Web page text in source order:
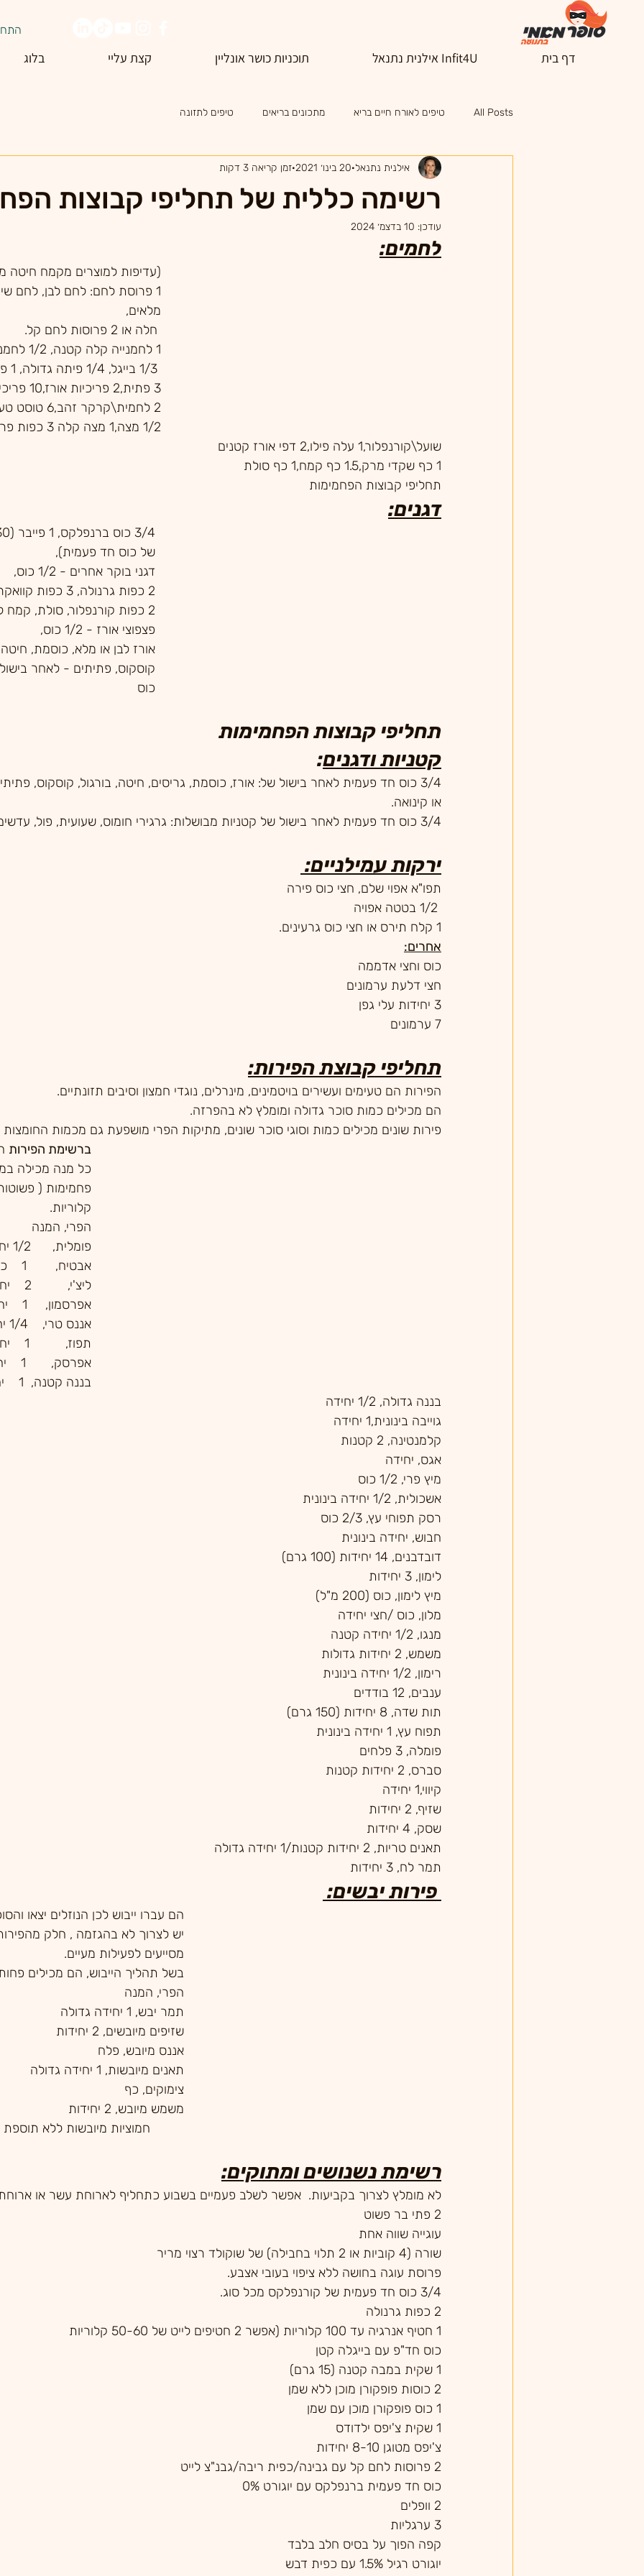
דף בית Infit4U אילנית נתנאל תוכניות כושר אונליין קצת עליי בלוג
All Posts טיפים לאורח חיים בריא מתכונים בריאים טיפים לתזונה
רשימה כללית של תחליפי קבוצות
אילנית נתנאל 20 בינו׳ 2021 זמן קריאה 3 דקות
עודכן: 10 בדצמ׳ 2024
לחמים:
(עדיפות למוצרים מקמח חיטה
1 פרוסת לחם: לחם לבן, לחם
מלאים,
1 לחמנייה קלה קטנה, 1/2 לחמנייה רגילה
3 פתית,2 פריכיות אורז,10 פריכיות ביס קטנות
2 לחמית\קרקר זהב,6 טוסט טעים מלבנים קטנים
1/2 מצה,1 מצה
שועל\קורנפלור,1 עלה פילו,2 דפי אורז קטנים
1 כף שקדי מרק,1.5 כף קמח,1 כף סולת
תחליפי קבוצות הפחמימות
דגנים:
של כוס חד פעמית),
דגני בוקר אחרים - 1/2 כוס,
2 כפות גרנולה, 3 כפות קוואקר,
2 כפות קורנפלור, סולת, קמח לבן או קמח מלא,
פצפוצי אורז - 1/2 כוס,
אורז לבן או מלא, כוסמת,
כוס
תחליפי קבוצות הפחמימות
קטניות ודגנים:
3/4 כוס חד פעמית לאחר בישול של: אורז, כוסמת, גריסים, חיטה, בורגול, קוסקוס,
או קינואה.
3/4 כוס חד פעמית לאחר בישול של קטניות מבושלות: גרגירי חומוס, שעועית, פול, עדשים או אפונה.
ירקות עמילניים:
תפו"א אפוי שלם, חצי כוס פירה
1 קלח תירס או חצי כוס גרעינים.
אחרים:
כוס וחצי אדממה
חצי דלעת ערמונים
3 יחידות עלי גפן
7 ערמונים
תחליפי קבוצת הפירות:
הפירות הם טעימים ועשירים בויטמינים, מינרלים, נוגדי חמצון וסיבים תזונתיים.
הם מכילים כמות סוכר גדולה ומומלץ לא בהפרזה.
פירות שונים מכילים כמות וסוגי סוכר שונים, מתיקות הפרי מושפעת גם מכמות החומצות
ברשימת הפירות
קלוריות.
הפרי, המנה
פומלית,      1/2 יחידה קטנה
אבטיח,        1    כוס רגילה
ליצ'י,          2    יחידות
אפרסמון,     1    יחידה
אננס טרי,    1/4 יחידה
תפוז,          1    יחידה
אפרסק,       1    יחידה
בננה קטנה,  1    יחידה
בננה גדולה, 1/2 יחידה
גוייבה בינונית,1 יחידה
קלמנטינה, 2 קטנות
אגס, יחידה
מיץ פרי, 1/2 כוס
אשכולית, 1/2 יחידה בינונית
רסק תפוחי עץ, 2/3 כוס
חבוש, יחידה בינונית
דובדבנים, 14 יחידות (100 גרם)
לימון, 3 יחידות
מיץ לימון, כוס (200 מ"ל)
מלון, כוס /חצי יחידה
מנגו, 1/2 יחידה קטנה
משמש, 2 יחידות גדולות
רימון, 1/2 יחידה בינונית
ענבים, 12 בודדים
תות שדה, 8 יחידות (150 גרם)
תפוח עץ, 1 יחידה בינונית
פומלה, 3 פלחים
סברס, 2 יחידות קטנות
קיווי,1 יחידה
שזיף, 2 יחידות
שסק, 4 יחידות
תאנים טריות, 2 יחידות קטנות/1 יחידה גדולה
תמר לח, 3 יחידות
הם עברו ייבוש לכן הנוזלים יצאו
יש לצרוך לא בהגזמה , חלק
מסייעים לפעילות מעיים.
בשל תהליך הייבוש, הם מכילים פחות
הפרי, המנה
תמר יבש, 1 יחידה גדולה
שזיפים מיובשים, 2 יחידות
אננס מיובש, פלח
תאנים מיובשות, 1 יחידה גדולה
צימוקים, כף
משמש מיובש, 2 יחידות
רשימת נשנושים ומתוקים:
לא מומלץ לצרוך בקביעות.  אפשר לשלב פעמיים בשבוע כתחליף לארוחת עשר או
2 פתי בר פשוט
עוגייה שווה אחת
שורה (4 קוביות או 2 תלוי בחבילה) של שוקולד רצוי מריר
פרוסת עוגה בחושה ללא ציפוי בעובי אצבע.
3/4 כוס חד פעמית של קורנפלקס מכל סוג.
2 כפות גרנולה
1 חטיף אנרגיה עד 100 קלוריות (אפשר 2 חטיפים לייט של 50-60 קלוריות
כוס חד"פ עם בייגלה קטן
1 שקית במבה קטנה (15 גרם)
2 כוסות פופקורן מוכן ללא שמן
1 כוס פופקורן מוכן עם שמן
1 שקית צ'יפס ילדודס
צ'יפס מטוגן 8-10 יחידות
2 פרוסות לחם קל עם גבינה/כפית ריבה/גבנ"צ לייט
כוס חד פעמית ברנפלקס עם יוגורט 0%
2 וופלים
3 ערגליות
קפה הפוך על בסיס חלב בלבד
יוגורט רגיל 1.5% עם כפית דבש